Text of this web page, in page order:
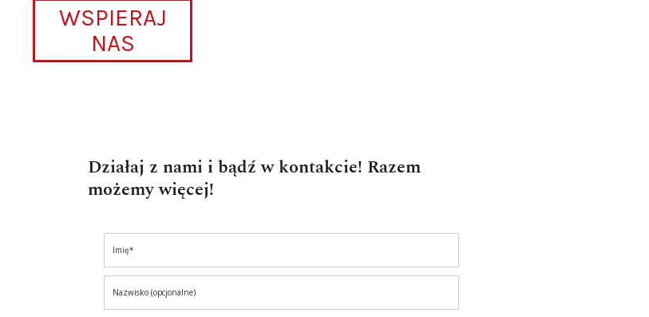
WSPIERAJ
NAS
Działaj z nami i bądź w kontakcie! Razem
możemy więcej!